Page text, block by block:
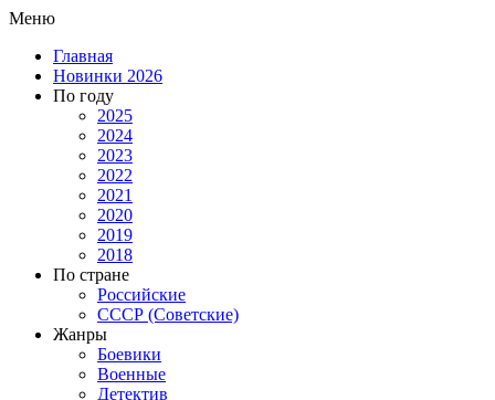
Меню
Главная
Новинки 2026
По году
2025
2024
2023
2022
2021
2020
2019
2018
По стране
Российские
СССР (Советские)
Жанры
Боевики
Военные
Детектив